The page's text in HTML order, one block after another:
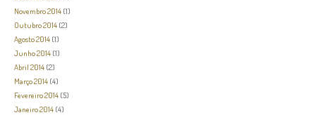
Novembro 2014 (1)
Outubro 2014 (2)
Agosto 2014 (1)
Junho 2014 (1)
Abril 2014 (2)
Março 2014 (4)
Fevereiro 2014 (5)
Janeiro 2014 (4)